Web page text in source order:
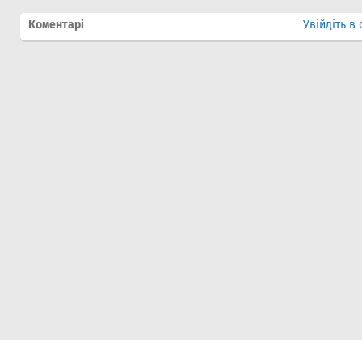
Коментарі Увійдіть в